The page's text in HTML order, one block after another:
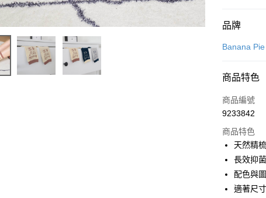
付款方式
信用卡一次
Apple Pay
悠遊付
Google Pay
全支付
品牌
Banana Pie
商品特色
商品編號
9233842
商品特色
天然精
長效抑
配色與
適著尺